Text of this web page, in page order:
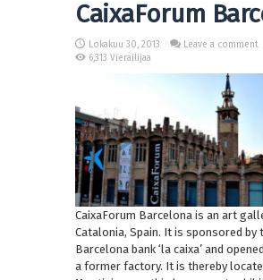
CaixaForum
Lokakuu 30, 2013
Leave a comment
6,313 Vierailijaa
CaixaForum Barcelona is an art
Catalonia, Spain. It is sponsored by
Barcelona bank ‘la caixa’ and
a former factory. It is thereby